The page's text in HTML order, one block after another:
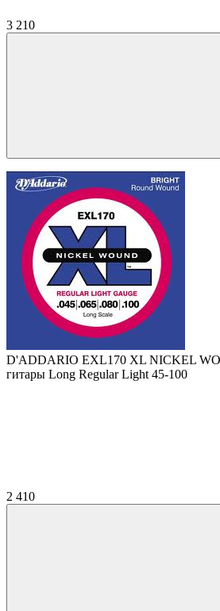
3 210
D'ADDARIO EXL170 XL NICKEL
гитары Long Regular Light 45-100
2 410